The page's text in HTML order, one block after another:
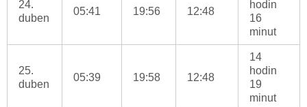
24.
duben
05:41 19:56 12:48
hodin
16
minut
25.
duben
05:39 19:58 12:48
14
hodin
19
minut